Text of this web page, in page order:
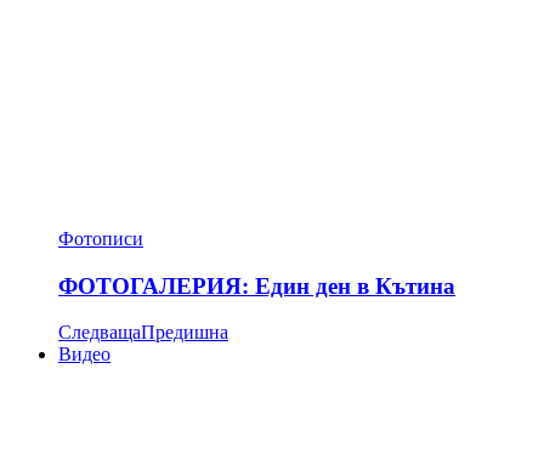
Фотописи
ФОТОГАЛЕРИЯ: Един ден в Кътина
СледващаПредишна
Видео